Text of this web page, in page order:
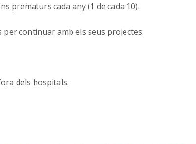
prematurs cada any (1 de cada 10).
per continuar amb els seus projectes:
dels hospitals.